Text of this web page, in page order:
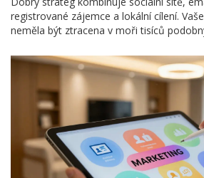
registrované zájemce a lokální cílení.
neměla být ztracena v moři tisíců